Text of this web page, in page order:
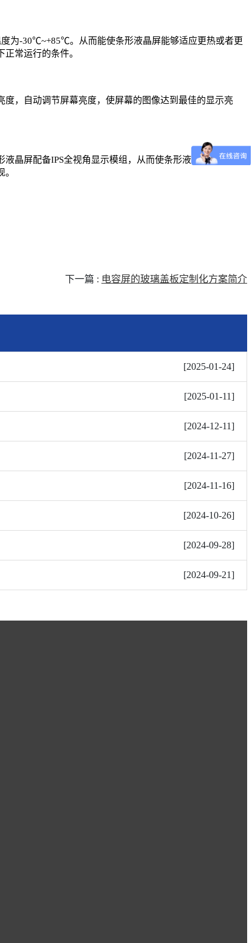
为-30℃~+85℃。从而能使条形液晶屏能够适应更热或者更
常运行的条件。
，自动调节屏幕亮度，使屏幕的图像达到最佳的显示亮
晶屏配备IPS全视角显示模组，从而使条形液晶屏拥有超高
下一篇 : 电容屏的玻璃盖板定制化方案简介
[2025-01-24]
[2025-01-11]
[2024-12-11]
[2024-11-27]
[2024-11-16]
[2024-10-26]
[2024-09-28]
[2024-09-21]